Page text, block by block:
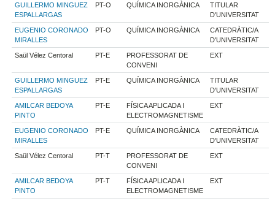
GUILLERMO MINGUEZ
ESPALLARGAS
PT-O QUÍMICA INORGÀNICA
TITULAR
D'UNIVERSITAT
EUGENIO CORONADO
MIRALLES
PT-O QUÍMICA INORGÀNICA
CATEDRÀTIC/A
D'UNIVERSITAT
Saül Vélez Centoral PT-E
PROFESSORAT DE
CONVENI
EXT
GUILLERMO MINGUEZ
ESPALLARGAS
PT-E QUÍMICA INORGÀNICA
TITULAR
D'UNIVERSITAT
AMILCAR BEDOYA
PINTO
PT-E
FÍSICA APLICADA I
ELECTROMAGNETISME
EXT
EUGENIO CORONADO
MIRALLES
PT-E QUÍMICA INORGÀNICA
CATEDRÀTIC/A
D'UNIVERSITAT
Saül Vélez Centoral PT-T
PROFESSORAT DE
CONVENI
EXT
AMILCAR BEDOYA
PINTO
PT-T
FÍSICA APLICADA I
ELECTROMAGNETISME
EXT